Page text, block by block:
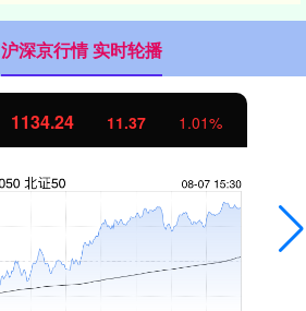
沪深京行情 实时轮播
1134.24 11.37 1.01%